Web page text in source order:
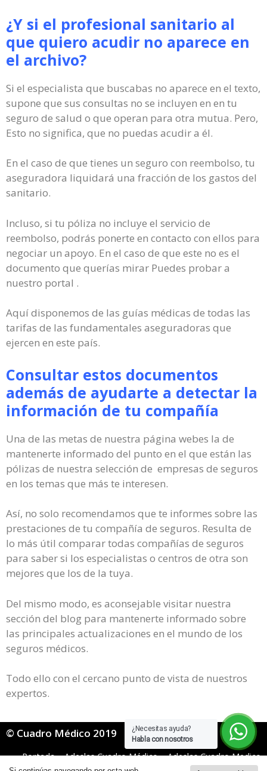
¿Necesitas ayuda?
Habla con nosotros
¿Y si el profesional sanitario al
que quiero acudir no aparece en
el archivo?
Si el especialista que buscabas no aparece en el texto,
supone que sus consultas no se incluyen en en tu
seguro de salud o que operan para otra mutua. Pero,
Esto no significa, que no puedas acudir a él.
En el caso de que tienes un seguro con reembolso, tu
aseguradora liquidará una fracción de los gastos del
sanitario.
Incluso, si tu póliza no incluye el servicio de
reembolso, podrás ponerte en contacto con ellos para
negociar un apoyo. En el caso de que este no es el
documento que querías mirar Puedes probar a
nuestro portal .
Aquí disponemos de las guías médicas de todas las
tarifas de las fundamentales aseguradoras que
ejercen en este país.
Consultar estos documentos
además de ayudarte a detectar la
información de tu compañía
Una de las metas de nuestra página webes la de
mantenerte informado del punto en el que están las
pólizas de nuestra selección de empresas de seguros
en los temas que más te interesen.
Así, no solo recomendamos que te informes sobre las
prestaciones de tu compañía de seguros. Resulta de
lo más útil comparar todas compañías de seguros
para saber si los especialistas o centros de otra son
mejores que los de la tuya.
Del mismo modo, es aconsejable visitar nuestra
sección del blog para mantenerte informado sobre
las principales actualizaciones en el mundo de los
seguros médicos.
Todo ello con el cercano punto de vista de nuestros
expertos.
© Cuadro Médico 2019
Portada»Adeslas Cuadro Médico»Adeslas Cuadro Medico
General»Adeslas cuadro médico Lugo